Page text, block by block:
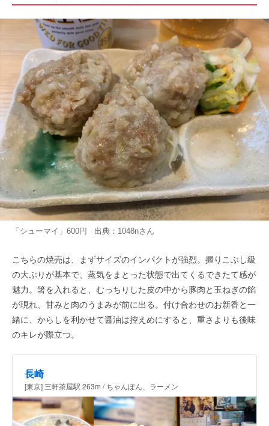
「シューマイ」600円 出典： 1048nさん
こちらの焼売は、まずサイズのインパクトが強烈。握りこぶし級
の大ぶりが基本で、蒸気をまとった状態で出てくるできたて感が
魅力。箸を入れると、むっちりした皮の中から豚肉と玉ねぎの餡
が現れ、甘みと肉のうまみが前に出る。付け合わせのお新香と一
緒に、からしを利かせて醤油は控えめにすると、重さよりも後味
のキレが際立つ。
長崎
[東京] 三軒茶屋駅 263m / ちゃんぽん、ラーメン